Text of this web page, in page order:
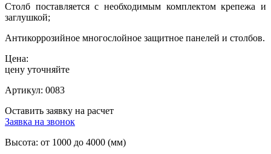
Столб поставляется с необходимым комплектом крепежа и
заглушкой;
Антикоррозийное многослойное защитное панелей и столбов.
Цена:
цену уточняйте
Артикул: 0083
Оставить заявку на расчет
Заявка на звонок
Высота: от 1000 до 4000 (мм)